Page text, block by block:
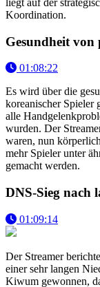
liegt auf der
Koordination.
Gesundheit von
01:08:22
Es wird über die
koreanischer Spieler
alle
wurden. Der
waren, nun
mehr Spieler unter
gemacht werden.
DNS-Sieg nach
01:09:14
Der Streamer
einer sehr langen
Kiwum gewonnen,